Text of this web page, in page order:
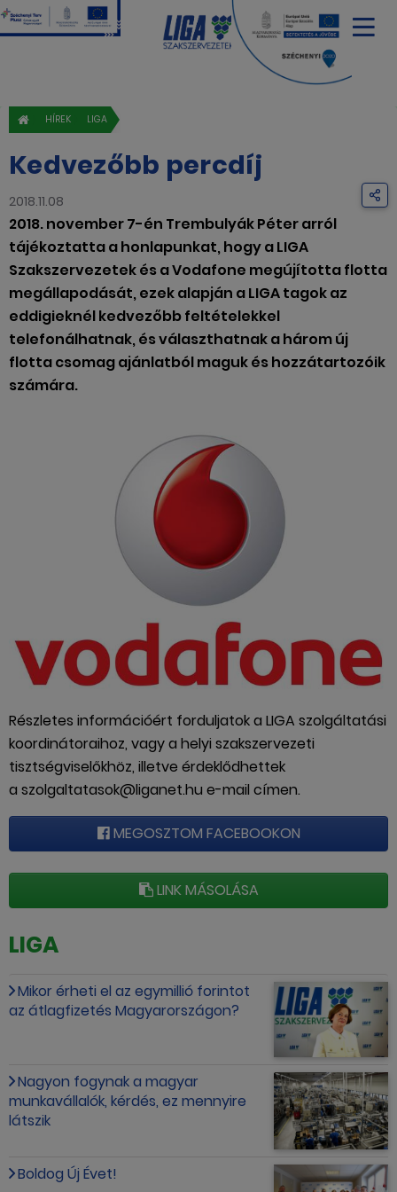
HÍREK LIGA
Kedvezőbb percdíj
2018.11.08
2018. november 7-én Trembulyák Péter arról
tájékoztatta a honlapunkat, hogy a LIGA
Szakszervezetek és a Vodafone megújította flotta
megállapodását, ezek alapján a LIGA tagok az
eddigieknél kedvezőbb feltételekkel
telefonálhatnak, és választhatnak a három új
flotta csomag ajánlatból maguk és hozzátartozóik
számára.
Részletes információért forduljatok a LIGA szolgáltatási
koordinátoraihoz, vagy a helyi szakszervezeti
tisztségviselőkhöz, illetve érdeklődhettek
a szolgaltatasok@liganet.hu e-mail címen.
MEGOSZTOM FACEBOOKON
LINK MÁSOLÁSA
LIGA
Mikor érheti el az egymillió forintot
az átlagfizetés Magyarországon?
Nagyon fogynak a magyar
munkavállalók, kérdés, ez mennyire
látszik
Boldog Új Évet!